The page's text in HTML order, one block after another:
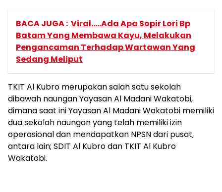
BACA JUGA : Viral.....Ada Apa Sopir Lori Bp
Batam Yang Membawa Kayu, Melakukan
Pengancaman Terhadap Wartawan Yang
Sedang Meliput
TKIT Al Kubro merupakan salah satu sekolah
dibawah naungan Yayasan Al Madani Wakatobi,
dimana saat ini Yayasan Al Madani Wakatobi memiliki
dua sekolah naungan yang telah memiliki izin
operasional dan mendapatkan NPSN dari pusat,
antara lain; SDIT Al Kubro dan TKIT Al Kubro
Wakatobi.